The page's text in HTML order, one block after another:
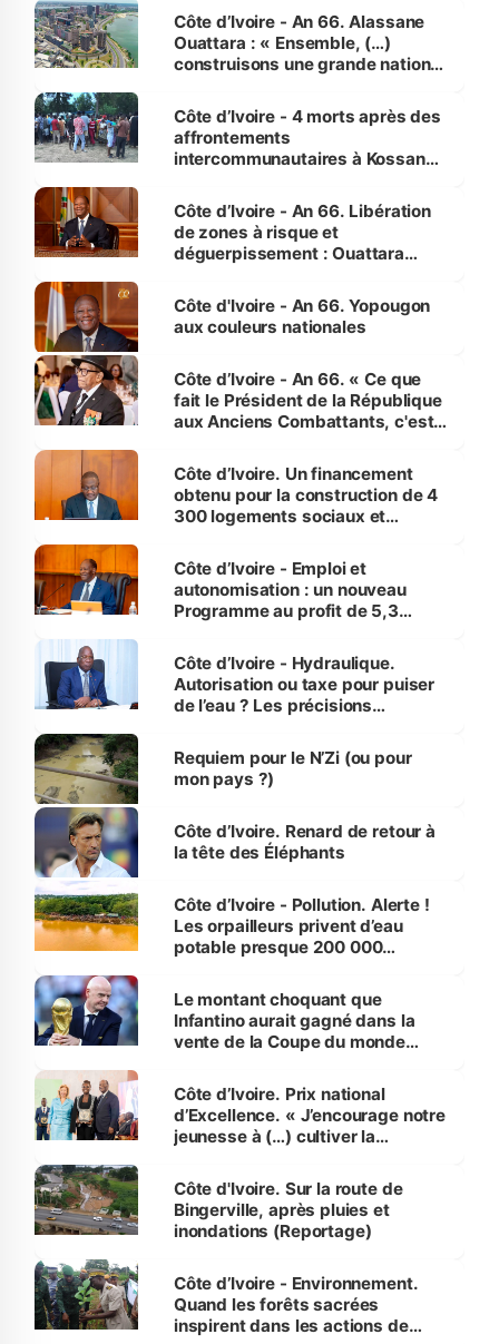
enfants
Côte d’Ivoire - An 66. Alassane
Ouattara : « Ensemble, (…)
construisons une grande nation
générations futures »
Côte d’Ivoire - 4 morts après des
affrontements
intercommunautaires à Kossandji
milieu des sinistrés
Côte d’Ivoire - An 66. Libération
de zones à risque et
déguerpissement : Ouattara
l'Etat de droit pour préserver les
vies humaines »
Côte d'Ivoire - An 66. Yopougon
aux couleurs nationales
Côte d’Ivoire - An 66. « Ce que
fait le Président de la République
aux Anciens Combattants, c'est
Côte d’Ivoire. Un financement
obtenu pour la construction de 4
300 logements sociaux et
et Yamoussoukro
Côte d’Ivoire - Emploi et
autonomisation : un nouveau
Programme au profit de 5,3
Côte d’Ivoire - Hydraulique.
Autorisation ou taxe pour puiser
de l’eau ? Les précisions
Requiem pour le N’Zi (ou pour
mon pays ?)
Côte d’Ivoire. Renard de retour à
la tête des Éléphants
Côte d’Ivoire - Pollution. Alerte !
Les orpailleurs privent d’eau
potable presque 200 000
Le montant choquant que
Infantino aurait gagné dans la
vente de la Coupe du monde
Côte d’Ivoire. Prix national
d’Excellence. « J’encourage notre
jeunesse à (…) cultiver la
(Alassane Ouattara
Côte d'Ivoire. Sur la route de
Bingerville, après pluies et
inondations (Reportage)
Côte d’Ivoire - Environnement.
Quand les forêts sacrées
inspirent dans les actions de